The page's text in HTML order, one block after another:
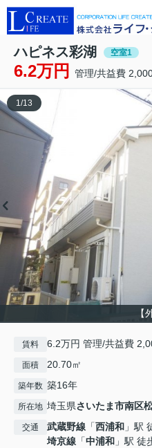
ハピネス彩湖 空室1
6.2万円 管理/共益費
【
1/13
賃料 6.2万円 管理/共益費
面積 20.70㎡
築年数 築16年
所在地 埼玉県さいたま市南区
交通 武蔵野線 「西浦和 」駅
埼京線 「中浦和 」駅 徒